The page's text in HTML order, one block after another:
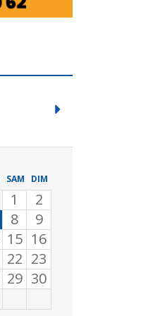
SAM DIM
1
2
8
9
15 16
22 23
29 30